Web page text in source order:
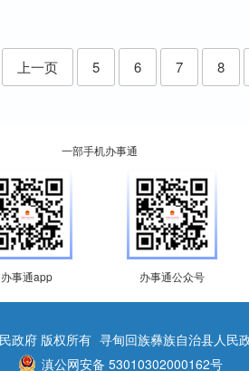
上一页 5 6 7 8
一部手机办事通
办事通app 办事通公众号
政府 版权所有 寻甸回族彝族自治县人民
滇公网安备 53010302000162号